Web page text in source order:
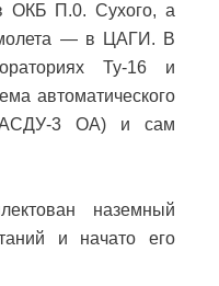
ОКБ П.0. Сухого, а
— в ЦАГИ. В
Ту-16 и
автоматического
(АСДУ-3 ОА) и сам
наземный
и начато его